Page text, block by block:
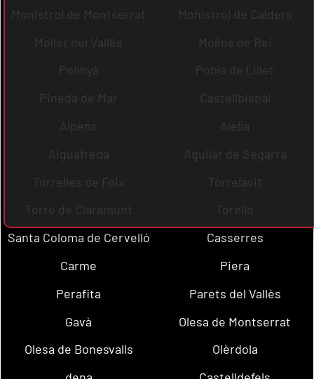
Monistrol de Montserrat
Monistrol de Calders
Mollet del Vallès
Molins de Rei
Polinyà
Pobla de Lillet
Pineda de Mar
Castellbisbal
Alpens
Alella
Aiguafreda
Aguilar de Segarra
Torrelles de Foix
Torrelavit
Torre de Claramunt
Torelló
Santa Coloma de Cervelló
Casserres
Carme
Piera
Perafita
Parets del Vallès
Gavà
Olesa de Montserrat
Olesa de Bonesvalls
Olèrdola